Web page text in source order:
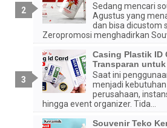
Sedang mencari
Agustus yang
dan bisa dicustom
Zeropromosi menghadirkan
Casing Plastik ID
Transparan
Saat ini
menjadi
perusahaan,
hingga event organizer. Tida...
Souvenir Teko